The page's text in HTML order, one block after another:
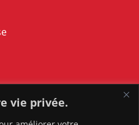
vie privée.